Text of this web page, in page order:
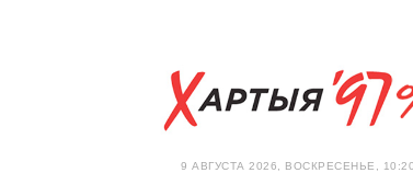
9 АВГУСТА 2026, ВОСКРЕСЕНЬЕ, 10:20